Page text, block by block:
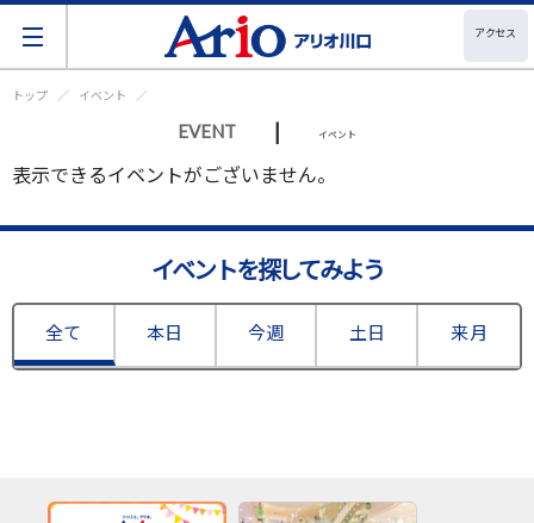
アクセス
トップ イベント
EVENT | イベント
表示できるイベントがございません。
イベントを探してみよう
全て 本日 今週 土日 来月